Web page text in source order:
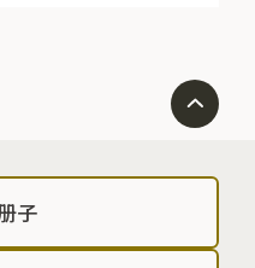
子